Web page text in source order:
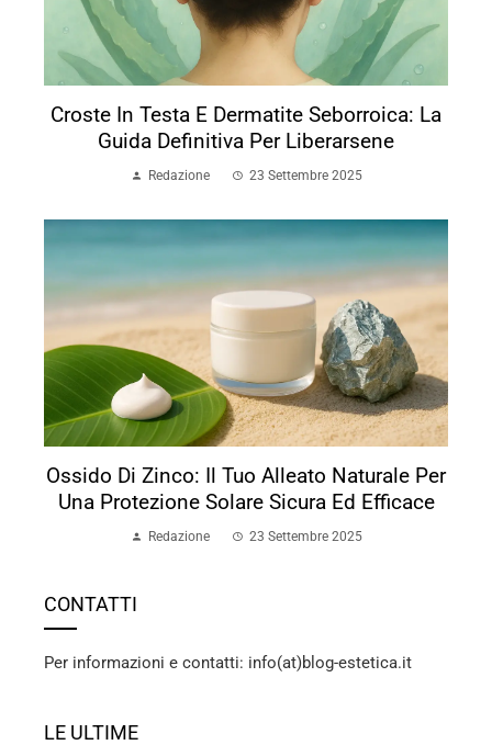
Croste In Testa E Dermatite Seborroica: La
Guida Definitiva Per Liberarsene
Redazione 23 Settembre 2025
Ossido Di Zinco: Il Tuo Alleato Naturale Per
Una Protezione Solare Sicura Ed Efficace
Redazione 23 Settembre 2025
CONTATTI
Per informazioni e contatti: info(at)blog-estetica.it
LE ULTIME